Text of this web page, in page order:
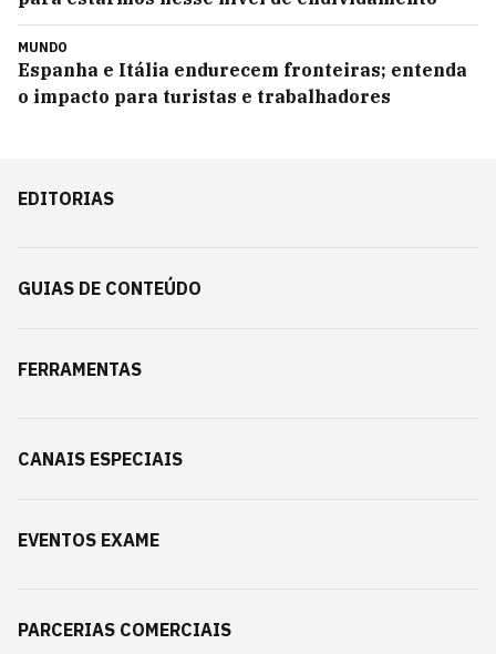
MUNDO
Espanha e Itália endurecem fronteiras; entenda
o impacto para turistas e trabalhadores
EDITORIAS
GUIAS DE CONTEÚDO
FERRAMENTAS
CANAIS ESPECIAIS
EVENTOS EXAME
PARCERIAS COMERCIAIS